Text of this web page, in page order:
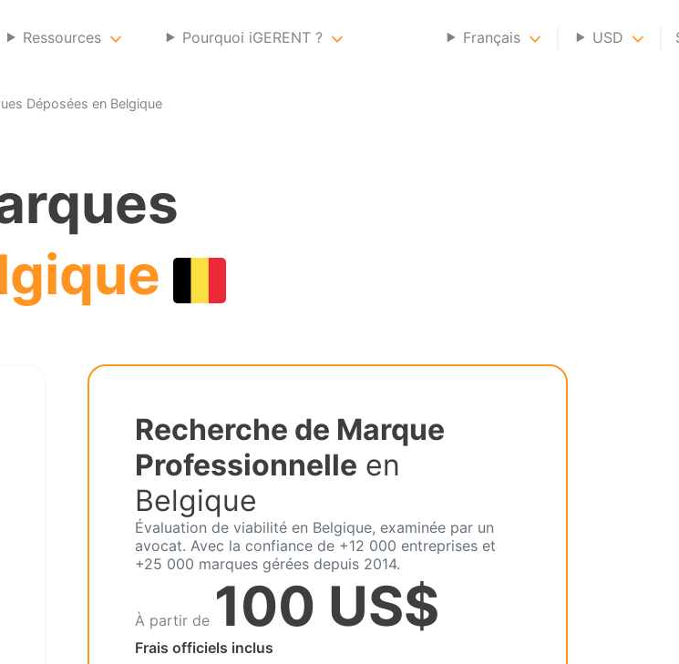
Ressources Pourquoi iGERENT ? Français USD
Déposées en Belgique
Recherche de Marque
Professionnelle en
Belgique
Évaluation de viabilité en Belgique, examinée par un
avocat. Avec la confiance de +12 000 entreprises et
+25 000 marques gérées depuis 2014.
À partir de 100 US$
Frais officiels inclus